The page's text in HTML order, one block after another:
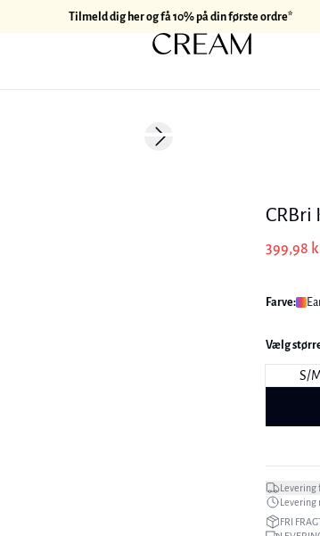
Tilmeld dig her og få 10% på din første ordre*
Next slide
CRBri
399,98
Farve:
Vælg
S/
Levering
Levering
FRI